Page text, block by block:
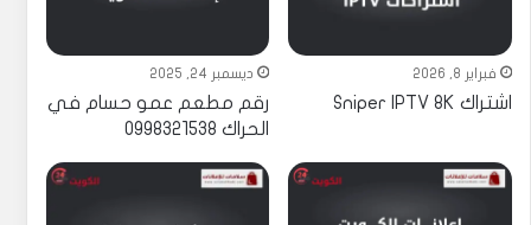
فبراير 8, 2026
اشتراك Sniper IPTV 8K
ديسمبر 24, 2025
رقم مطعم عمو حسام في
الحراك 0998321538